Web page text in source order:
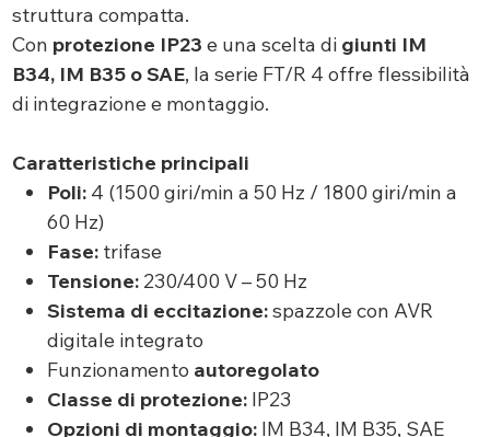
struttura compatta.
Con protezione IP23 e una scelta di giunti IM
B34, IM B35 o SAE, la serie FT/R 4 offre flessibilità
di integrazione e montaggio.
Caratteristiche principali
Poli: 4 (1500 giri/min a 50 Hz / 1800 giri/min a
60 Hz)
Fase: trifase
Tensione: 230/400 V – 50 Hz
Sistema di eccitazione:spazzole con AVR
digitale integrato
Funzionamento autoregolato
Classe di protezione: IP23
Opzioni di montaggio: IM B34, IM B35, SAE